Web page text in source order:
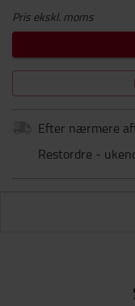
Pris ekskl. moms
Efter nærmere
Restordre -